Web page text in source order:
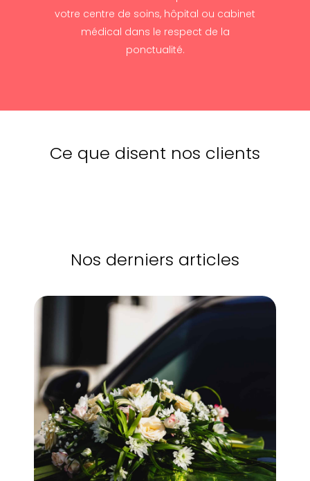
votre centre de soins, hôpital ou cabinet
médical dans le respect de la
ponctualité.
Ce que disent nos clients
Nos derniers articles